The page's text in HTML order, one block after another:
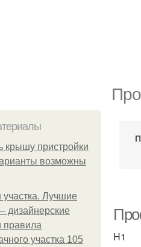
крышу пристройки
возможны
участка. Лучшие
дизайнерские
правила
участка 105
H1